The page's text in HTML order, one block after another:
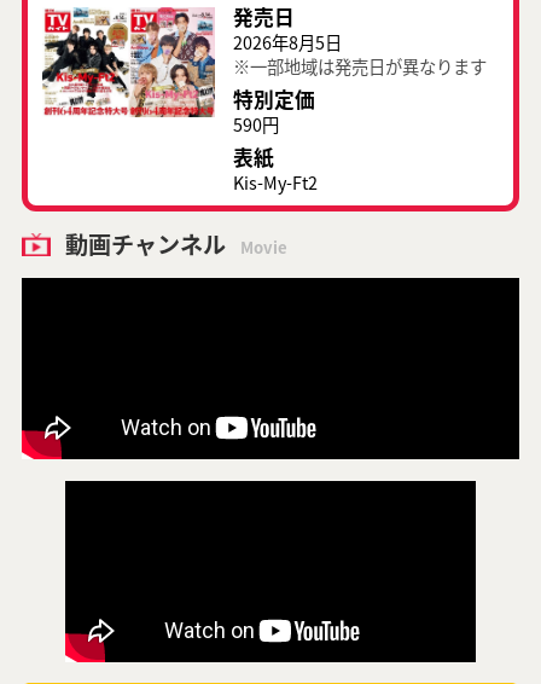
発売日
2026年8月5日
※一部地域は発売日が異なります
特別定価
590円
表紙
Kis-My-Ft2
動画チャンネル Movie